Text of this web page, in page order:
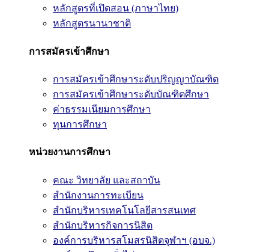
หลักสูตรที่เปิดสอน (ภาษาไทย)
หลักสูตรนานาชาติ
การสมัครเข้าศึกษา
การสมัครเข้าศึกษาระดับปริญญาบัณฑิต
การสมัครเข้าศึกษาระดับบัณฑิตศึกษา
ค่าธรรมเนียมการศึกษา
ทุนการศึกษา
หน่วยงานการศึกษา
คณะ วิทยาลัย และสถาบัน
สำนักงานการทะเบียน
สำนักบริหารเทคโนโลยีสารสนเทศ
สำนักบริหารกิจการนิสิต
องค์การบริหารสโมสรนิสิตจุฬาฯ (อบจ.)